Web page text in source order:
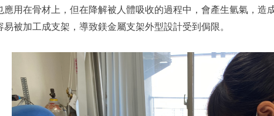
應用在骨材上，但在降解被人體吸收的過程中，會產生氫氣，造
被加工成支架，導致鎂金屬支架外型設計受到侷限。